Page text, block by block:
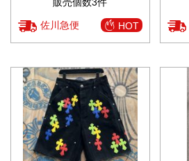
販売個数3件
佐川急便 HOT